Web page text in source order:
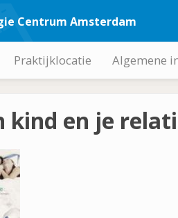
Centrum Amsterdam
Praktijklocatie Algemene
kind en je